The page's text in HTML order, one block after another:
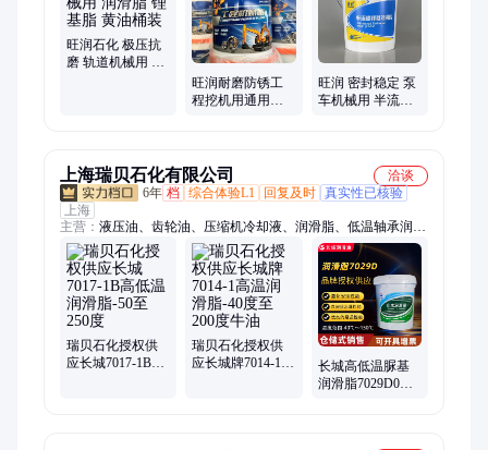
旺润石化 极压抗
磨 轨道机械用 润
旺润耐磨防锈工
程挖机用通用润
旺润 密封稳定 泵
车机械用 半流体
上海瑞贝石化有限公司
洽谈
6年 档 综合体验L1 回复及时 真实性已核验
上海
主营： 液压油、齿轮油、压缩机冷却液、润滑脂、低温轴承润滑
脂、高温轴承润滑脂、长城润滑脂授权经销商、防锈油、导轨
油、压缩机油、轴承油、柴油机油、冷冻机油、高真空硅脂、长
城润滑油经销商、润滑油脂出口
瑞贝石化授权供
应长城7017-1B高
瑞贝石化授权供
应长城牌7014-1高
长城高低温脲基
润滑脂7029D0